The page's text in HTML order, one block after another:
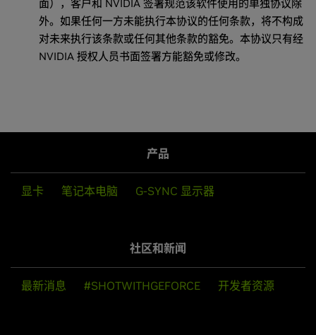
面），客户和 NVIDIA 签署规范该软件使用的单独协议除
外。如果任何一方未能执行本协议的任何条款，将不构成
对未来执行该条款或任何其他条款的豁免。本协议只有经
NVIDIA 授权人员书面签署方能豁免或修改。
产品
显卡 笔记本电脑 G-SYNC 显示器
社区和新闻
最新消息 #SHOTWITHGEFORCE 开发者资源